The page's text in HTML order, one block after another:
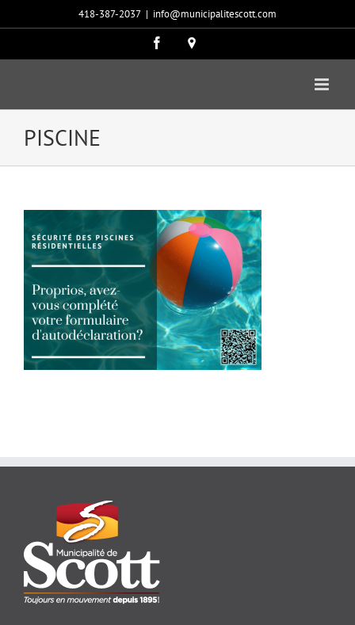
418-387-2037 | info@municipalitescott.com
Facebook
Carte
PISCINE